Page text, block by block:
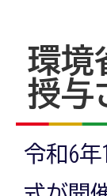
環境
授与
令和6